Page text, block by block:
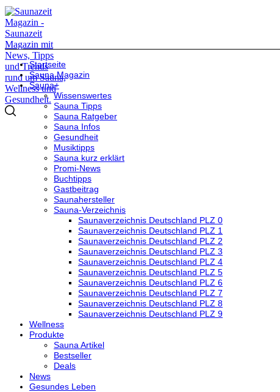
Startseite
Sauna Magazin
Sauna+
Wissenswertes
Sauna Tipps
Sauna Ratgeber
Sauna Infos
Gesundheit
Musiktipps
Sauna kurz erklärt
Promi-News
Buchtipps
Gastbeitrag
Saunahersteller
Sauna-Verzeichnis
Saunaverzeichnis Deutschland PLZ 0
Saunaverzeichnis Deutschland PLZ 1
Saunaverzeichnis Deutschland PLZ 2
Saunaverzeichnis Deutschland PLZ 3
Saunaverzeichnis Deutschland PLZ 4
Saunaverzeichnis Deutschland PLZ 5
Saunaverzeichnis Deutschland PLZ 6
Saunaverzeichnis Deutschland PLZ 7
Saunaverzeichnis Deutschland PLZ 8
Saunaverzeichnis Deutschland PLZ 9
Wellness
Produkte
Sauna Artikel
Bestseller
Deals
News
Gesundes Leben